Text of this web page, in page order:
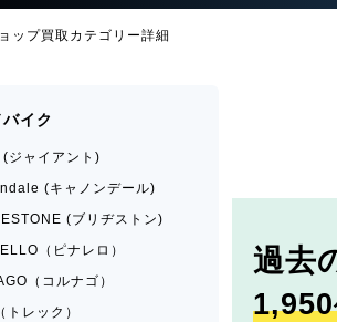
ップ買取カテゴリー詳細
過去
1,950
イク
ジャイアント)
(キャノンデール)
(ブリヂストン)
（ピナレロ）
（コルナゴ）
トレック）